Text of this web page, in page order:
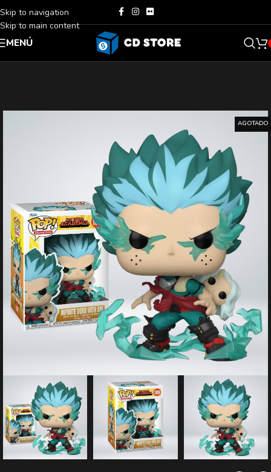
Skip to navigation
Skip to main content
MENÚ
AGOTADO